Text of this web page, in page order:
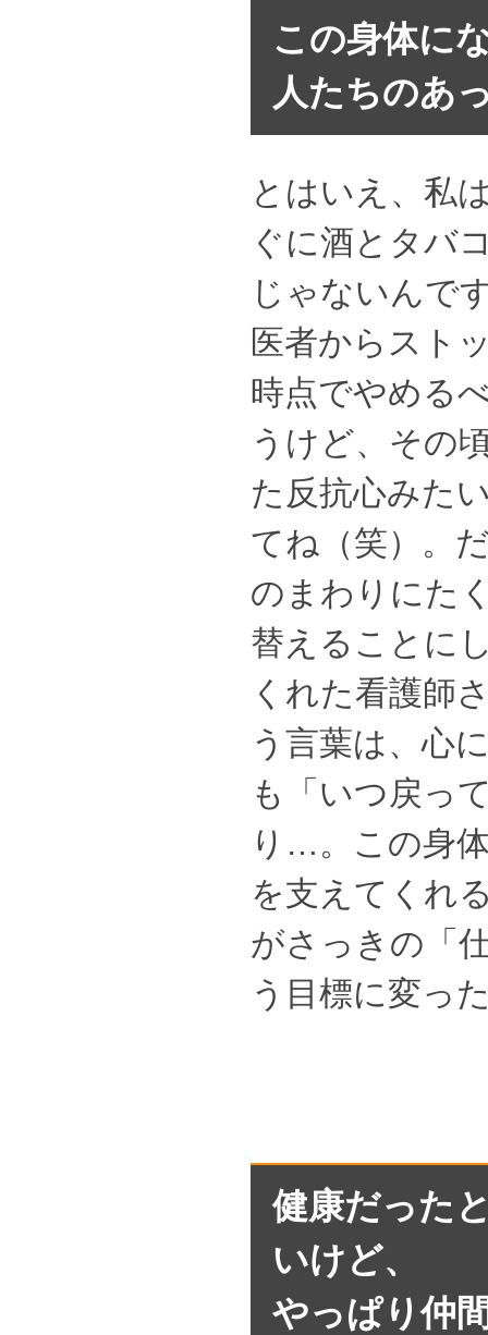
この身体に
人たちのあ
とはいえ、私
ぐに酒とタバ
じゃないんで
医者からスト
時点でやめる
うけど、その
た反抗心みた
てね（笑）。
のまわりにた
替えることに
くれた看護師
う言葉は、心
も「いつ戻っ
り…。この身
を支えてくれ
がさっきの「
う目標に変っ
健康だった
いけど、
やっぱり仲